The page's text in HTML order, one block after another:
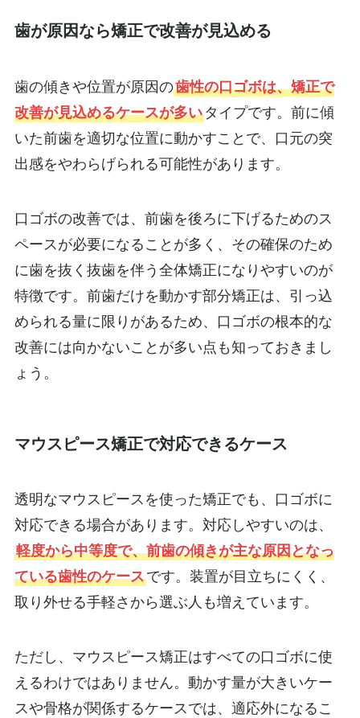
歯が原因なら矯正で改善が見込める
歯の傾きや位置が原因の歯性の口ゴボは、矯正で
改善が見込めるケースが多いタイプです。前に傾
いた前歯を適切な位置に動かすことで、口元の突
出感をやわらげられる可能性があります。
口ゴボの改善では、前歯を後ろに下げるためのス
ペースが必要になることが多く、その確保のため
に歯を抜く抜歯を伴う全体矯正になりやすいのが
特徴です。前歯だけを動かす部分矯正は、引っ込
められる量に限りがあるため、口ゴボの根本的な
改善には向かないことが多い点も知っておきまし
ょう。
マウスピース矯正で対応できるケース
透明なマウスピースを使った矯正でも、口ゴボに
対応できる場合があります。対応しやすいのは、
軽度から中等度で、前歯の傾きが主な原因となっ
ている歯性のケースです。装置が目立ちにくく、
取り外せる手軽さから選ぶ人も増えています。
ただし、マウスピース矯正はすべての口ゴボに使
えるわけではありません。動かす量が大きいケー
スや骨格が関係するケースでは、適応外になるこ